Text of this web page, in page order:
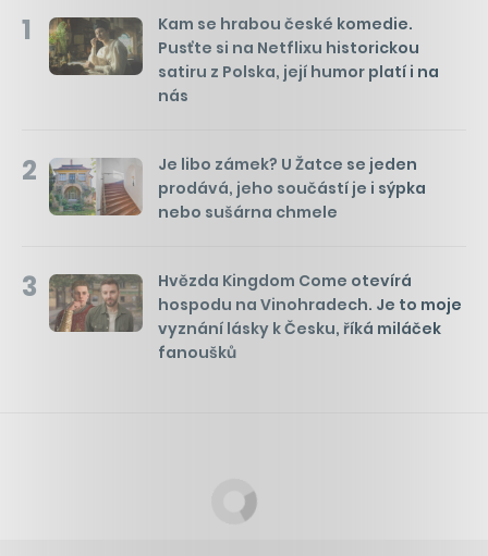
1
Kam se hrabou české komedie.
Pusťte si na Netflixu historickou
satiru z Polska, její humor platí i na
nás
2
Je libo zámek? U Žatce se jeden
prodává, jeho součástí je i sýpka
nebo sušárna chmele
3
Hvězda Kingdom Come otevírá
hospodu na Vinohradech. Je to moje
vyznání lásky k Česku, říká miláček
fanoušků